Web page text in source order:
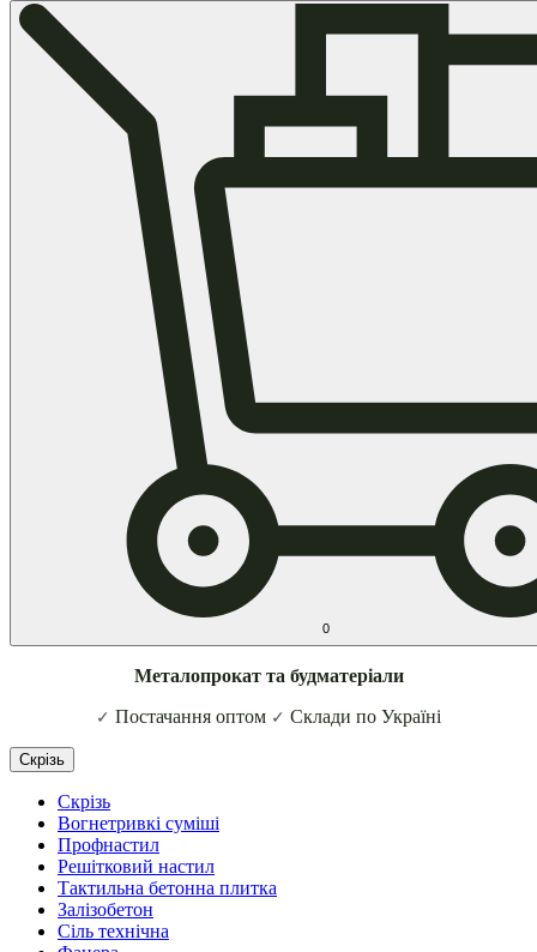
0
Металопрокат та будматеріали
✓ Постачання оптом ✓ Склади по Україні
Скрізь
Скрізь
Вогнетривкі суміші
Профнастил
Решітковий настил
Тактильна бетонна плитка
Залізобетон
Сіль технічна